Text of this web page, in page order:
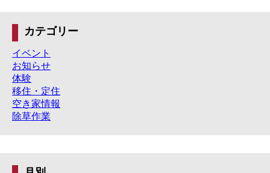
カテゴリー
イベント
お知らせ
体験
移住・定住
空き家情報
除草作業